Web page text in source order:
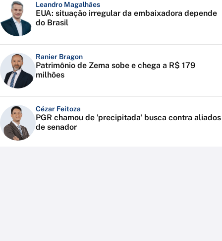
Leandro Magalhães
EUA: situação irregular da embaixadora depende
do Brasil
Ranier Bragon
Patrimônio de Zema sobe e chega a R$ 179
milhões
Cézar Feitoza
PGR chamou de 'precipitada' busca contra aliados
de senador